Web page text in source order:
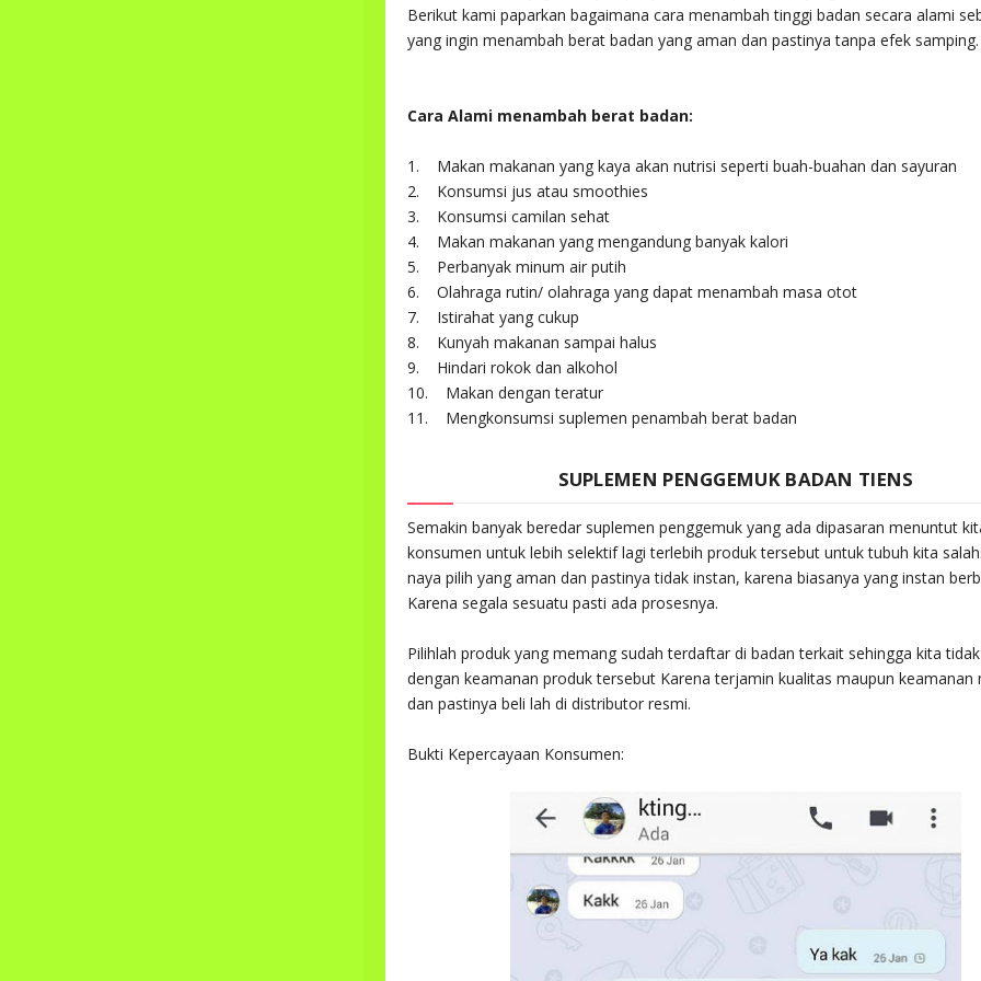
Berikut kami paparkan bagaimana cara menambah tinggi badan secara alami
yang ingin menambah berat badan yang aman dan pastinya tanpa efek samping.
Cara Alami menambah berat badan:
1. Makan makanan yang kaya akan nutrisi seperti buah-buahan dan sayuran
2. Konsumsi jus atau smoothies
3. Konsumsi camilan sehat
4. Makan makanan yang mengandung banyak kalori
5. Perbanyak minum air putih
6. Olahraga rutin/ olahraga yang dapat menambah masa otot
7. Istirahat yang cukup
8. Kunyah makanan sampai halus
9. Hindari rokok dan alkohol
10. Makan dengan teratur
11. Mengkonsumsi suplemen penambah berat badan
SUPLEMEN PENGGEMUK BADAN TIENS
Semakin banyak beredar suplemen penggemuk yang ada dipasaran menuntut
konsumen untuk lebih selektif lagi terlebih produk tersebut untuk tubuh kita
naya pilih yang aman dan pastinya tidak instan, karena biasanya yang instan
Karena segala sesuatu pasti ada prosesnya.
Pilihlah produk yang memang sudah terdaftar di badan terkait sehingga kita
dengan keamanan produk tersebut Karena terjamin kualitas maupun keamanan
dan pastinya beli lah di distributor resmi.
Bukti Kepercayaan Konsumen: